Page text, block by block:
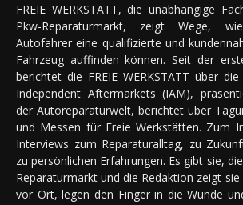
FREIE WERKSTATT, die unabhängige
Pkw-Reparaturmarkt, zeigt Wege,
Autofahrer eine qualifizierte und
Fahrzeug auffinden können. Seit der
berichtet die FREIE WERKSTATT über
Independent Aftermarkets (IAM),
der Autoreparaturwelt, berichtet über
und Messen für Freie Werkstätten. Zum
Interviews zum Reparaturalltag, zu
zu persönlichen Erfahrungen. Es gibt sie,
Reparaturmarkt und die Redaktion zeigt sie
vor Ort, legen den Finger in die Wunde